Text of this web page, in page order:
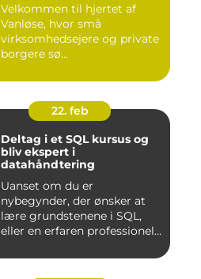
Velkommen til hjertet af
Vanløse, hvor små
virksomhedsejere og private
borgere sø...
22. feb
Deltag i et SQL kursus og
bliv ekspert i
datahåndtering
Uanset om du er
nybegynder, der ønsker at
lære grundstenene i SQL,
eller en erfaren professionel,